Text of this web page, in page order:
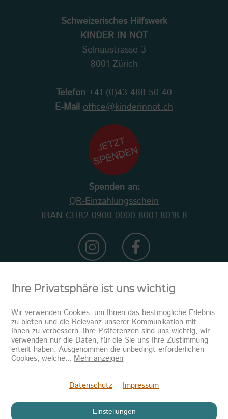
Schweizerisches Hilfswerk
KINDER IN NOT
Selnaustrasse 3
8001 Zürich
Telefon +41 (0)43 488 50 40
E-Mail office@kinderinnot.ch
Spenden an:
QR-Einzahlungsschein
IBAN CH82 0900 0000 8001 8018 8
Newsletter abonnieren
Ihre Privatsphäre ist uns wichtig
Wir verwenden Cookies, um Ihnen das bestmögliche Erlebnis
zu bieten und die Relevanz unserer Kommunikation mit
Ihnen zu verbessern. Ihre Präferenzen sind uns wichtig, wir
verwenden nur die Daten, für die Sie uns Ihre Zustimmung
erteilt haben. Ausgenommen die unbedingt erforderlichen
Cookies, welche... Mehr anzeigen
Datenschutz Impressum
Einstellungen